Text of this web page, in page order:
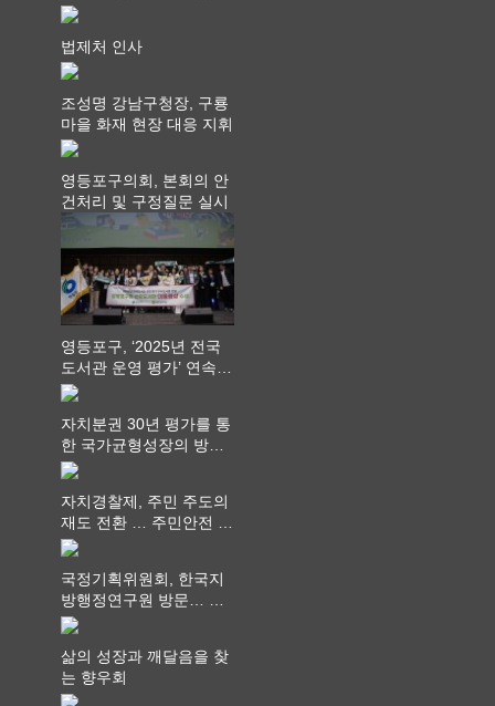
회 제공
법제처 인사
조성명 강남구청장, 구룡
마을 화재 현장 대응 지휘
영등포구의회, 본회의 안
건처리 및 구정질문 실시
영등포구, ‘2025년 전국
도서관 운영 평가’ 연속
최고 영예 장관상에서 ‘대
자치분권 30년 평가를 통
한 국가균형성장의 방향
과 과제 논의
자치경찰제, 주민 주도의
재도 전환 … 주민안전 치
안서비스가 최우선 되어
국정기획위원회, 한국지
방행정연구원 방문… 국
가균형성장 논의
삶의 성장과 깨달음을 찾
는 향우회